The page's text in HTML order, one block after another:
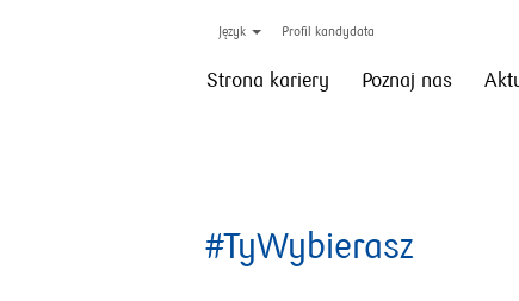
Język Profil kandydata
Strona kariery Poznaj nas
#TyWybierasz